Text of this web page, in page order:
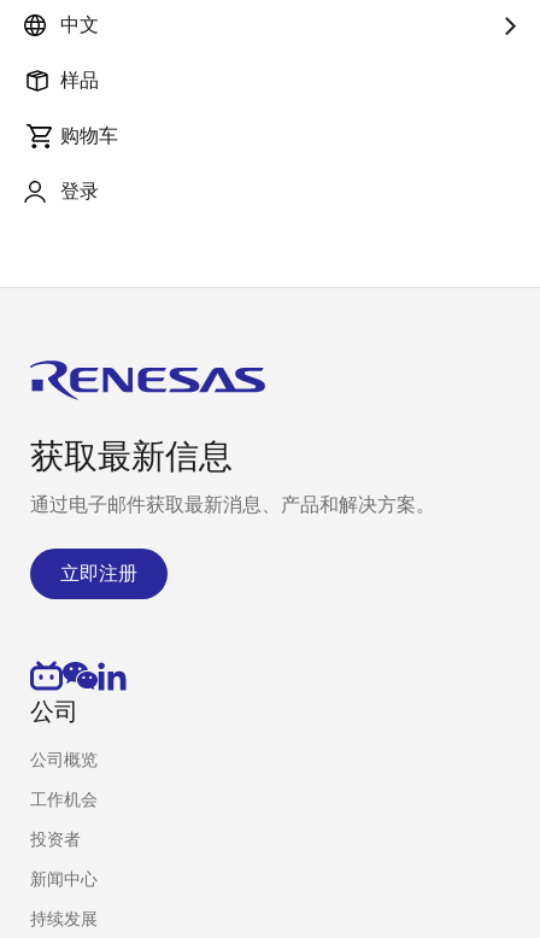
中文
样品
购物车
登录
IO register specifications. In such cases, you can
the hardware manual. This video shows some easy
the Smart Manual.
获取最新信息
通过电子邮件获取最新消息、产品和解决方案。
立即注册
公司
公司概览
工作机会
投资者
新闻中心
持续发展